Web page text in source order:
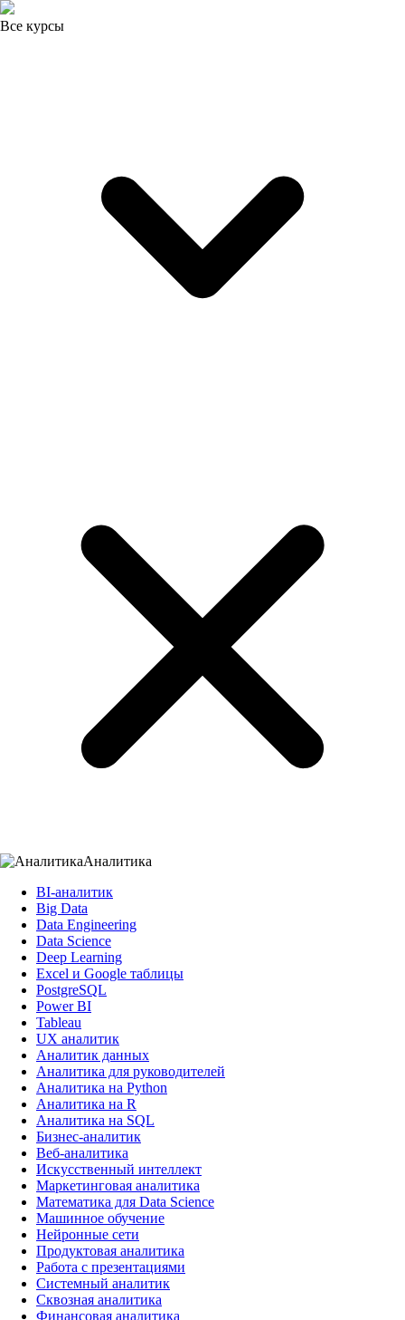
Все курсы
Аналитика
BI-аналитик
Big Data
Data Engineering
Data Science
Deep Learning
Excel и Google таблицы
PostgreSQL
Power BI
Tableau
UX аналитик
Аналитик данных
Аналитика для руководителей
Аналитика на Python
Аналитика на R
Аналитика на SQL
Бизнес-аналитик
Веб-аналитика
Искусственный интеллект
Маркетинговая аналитика
Математика для Data Science
Машинное обучение
Нейронные сети
Продуктовая аналитика
Работа с презентациями
Системный аналитик
Сквозная аналитика
Финансовая аналитика